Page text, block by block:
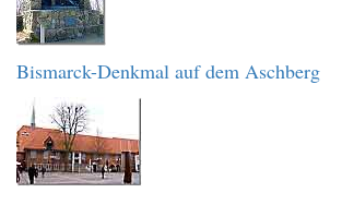
Bismarck-Denkmal auf dem Aschberg